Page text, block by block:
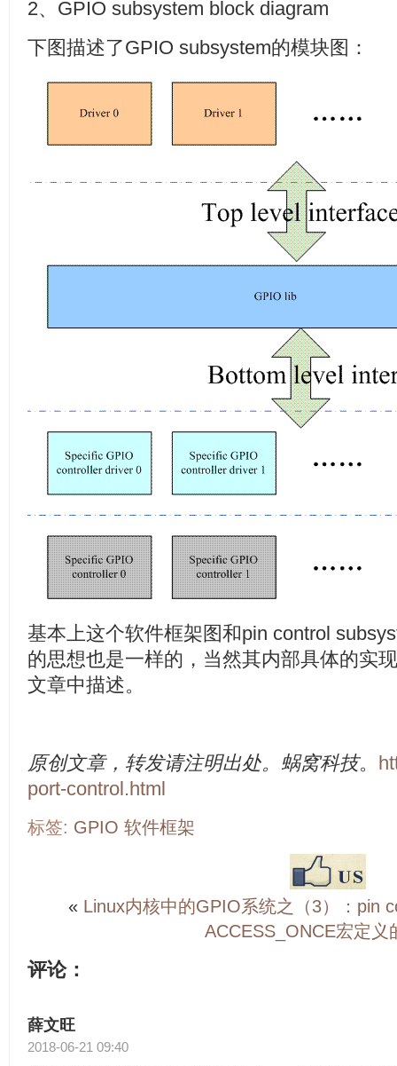
2、GPIO subsystem block diagram
下图描述了GPIO subsystem的模块图：
基本上这个软件框架图和pin control
的思想也是一样的，当然其内部具体的实
文章中描述。
原创文章，转发请注明出处。蜗窝科技。
port-control.html
标签: GPIO 软件框架
« Linux内核中的GPIO系统之（3）：pin
ACCESS_ONCE宏定义
评论：
薛文旺
2018-06-21 09:40